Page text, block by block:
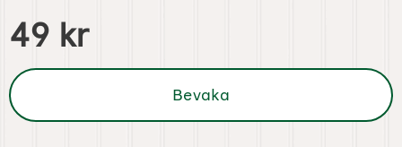
Handla denna produkt Tratt till påfyllnad av
pris
49 kr
Bevaka